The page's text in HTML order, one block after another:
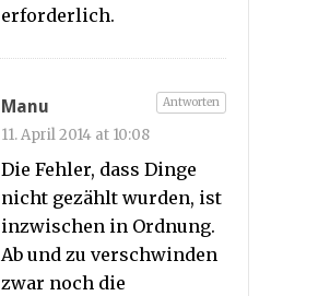
erforderlich.
Manu
11. April 2014 at 10:08
Die Fehler, dass Dinge
nicht gezählt wurden, ist
inzwischen in Ordnung.
Ab und zu verschwinden
zwar noch die
Antworten